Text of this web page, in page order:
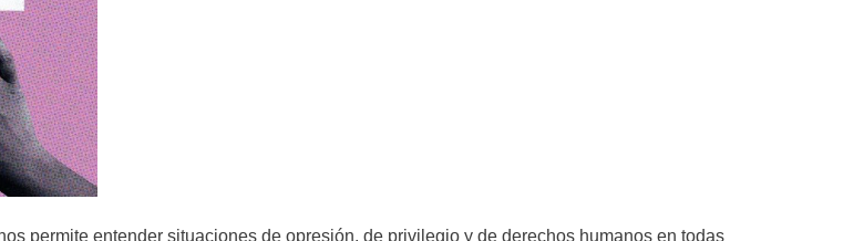
permite entender situaciones de opresión, de privilegio y de derechos humanos en todas